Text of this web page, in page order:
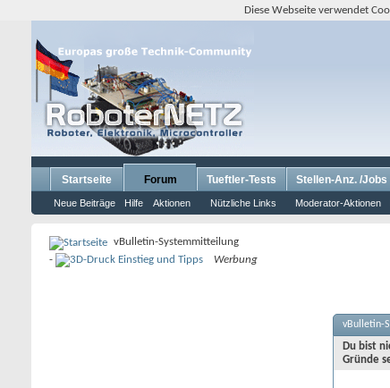
Startseite Forum
Neue Beiträge Hilfe Aktionen Nützliche Links Moderator-Aktionen
Tueftler-Tests Stellen-Anz. /Jobs
vBulletin-Systemmitteilung
-
Werbung
vBulletin-
Du bist
Gründe
Diese Webseite verwendet